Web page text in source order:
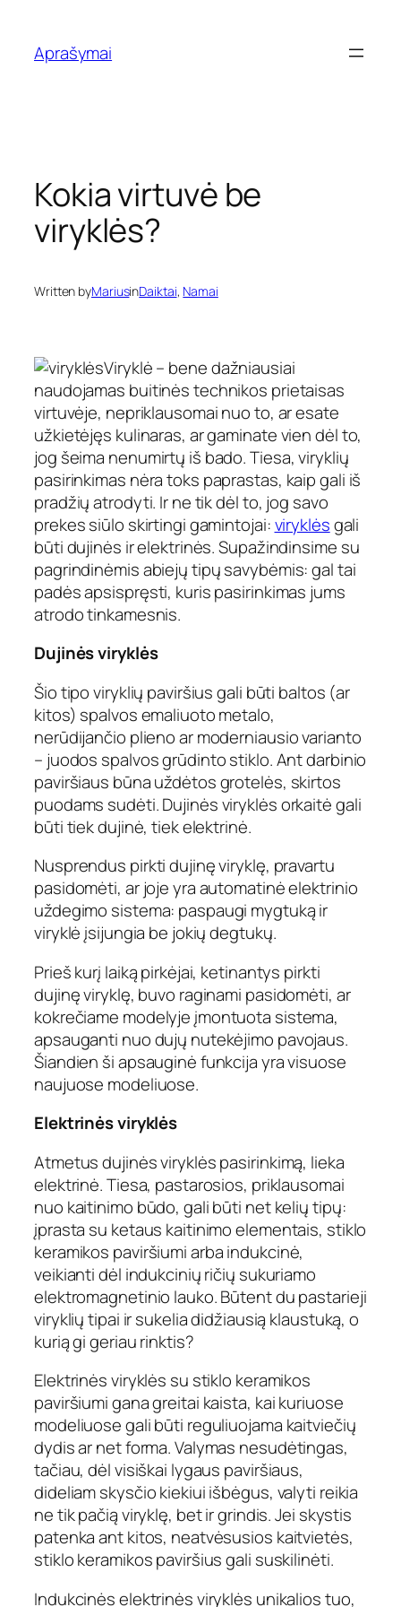
turinio
Aprašymai
Kokia virtuvė be
viryklės?
Written byMariusinDaiktai, Namai
Viryklė – bene dažniausiai
naudojamas buitinės technikos prietaisas
virtuvėje, nepriklausomai nuo to, ar esate
užkietėjęs kulinaras, ar gaminate vien dėl to,
jog šeima nenumirtų iš bado. Tiesa, viryklių
pasirinkimas nėra toks paprastas, kaip gali iš
pradžių atrodyti. Ir ne tik dėl to, jog savo
prekes siūlo skirtingi gamintojai:viryklėsgali
būti dujinės ir elektrinės. Supažindinsime su
pagrindinėmis abiejų tipų savybėmis: gal tai
padės apsispręsti, kuris pasirinkimas jums
atrodo tinkamesnis.
Dujinės viryklės
Šio tipo viryklių paviršius gali būti baltos (ar
kitos) spalvos emaliuoto metalo,
nerūdijančio plieno ar moderniausio varianto
– juodos spalvos grūdinto stiklo. Ant darbinio
paviršiaus būna uždėtos grotelės, skirtos
puodams sudėti. Dujinės viryklės orkaitė gali
būti tiek dujinė, tiek elektrinė.
Nusprendus pirkti dujinę viryklę, pravartu
pasidomėti, ar joje yra automatinė elektrinio
uždegimo sistema: paspaugi mygtuką ir
viryklė įsijungia be jokių degtukų.
Prieš kurį laiką pirkėjai, ketinantys pirkti
dujinę viryklę, buvo raginami pasidomėti, ar
kokrečiame modelyje įmontuota sistema,
apsauganti nuo dujų nutekėjimo pavojaus.
Šiandien ši apsauginė funkcija yra visuose
naujuose modeliuose.
Elektrinės viryklės
Atmetus dujinės viryklės pasirinkimą, lieka
elektrinė. Tiesa, pastarosios, priklausomai
nuo kaitinimo būdo, gali būti net kelių tipų:
įprasta su ketaus kaitinimo elementais, stiklo
keramikos paviršiumi arba indukcinė,
veikianti dėl indukcinių ričių sukuriamo
elektromagnetinio lauko. Būtent du pastarieji
viryklių tipai ir sukelia didžiausią klaustuką, o
kurią gi geriau rinktis?
Elektrinės viryklės su stiklo keramikos
paviršiumi gana greitai kaista, kai kuriuose
modeliuose gali būti reguliuojama kaitviečių
dydis ar net forma. Valymas nesudėtingas,
tačiau, dėl visiškai lygaus paviršiaus,
dideliam skysčio kiekiui išbėgus, valyti reikia
ne tik pačią viryklę, bet ir grindis. Jei skystis
patenka ant kitos, neatvėsusios kaitvietės,
stiklo keramikos paviršius gali suskilinėti.
Indukcinės elektrinės viryklės unikalios tuo,